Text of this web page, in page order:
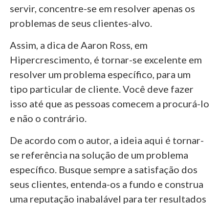
servir, concentre-se em resolver apenas os
problemas de seus clientes-alvo.
Assim, a dica de Aaron Ross, em
Hipercrescimento, é tornar-se excelente em
resolver um problema específico, para um
tipo particular de cliente. Você deve fazer
isso até que as pessoas comecem a procurá-lo
e não o contrário.
De acordo com o autor, a ideia aqui é tornar-
se referência na solução de um problema
específico. Busque sempre a satisfação dos
seus clientes, entenda-os a fundo e construa
uma reputação inabalável para ter resultados